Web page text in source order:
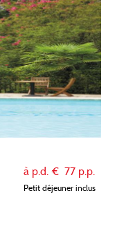
à p.d. € 77 p.p.
Petit déjeuner inclus